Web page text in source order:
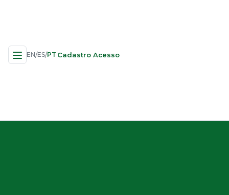
Navegação no Site
EN/ES/PT Cadastro Acesso